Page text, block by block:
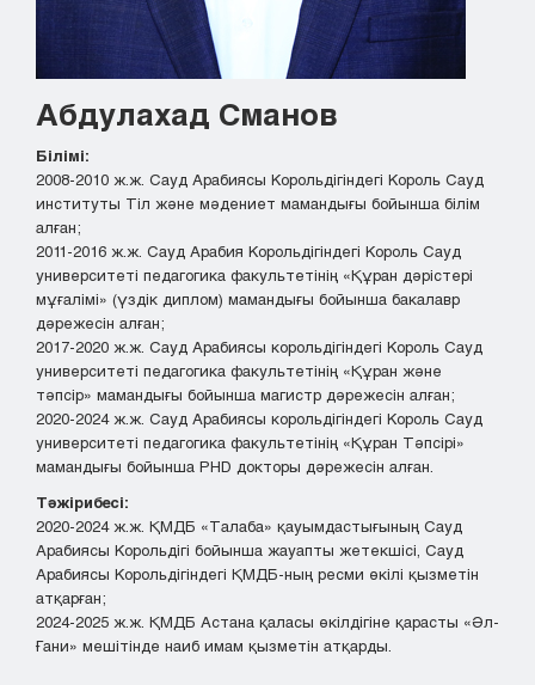
Абдулахад Сманов
Білімі:
2008-2010 ж.ж. Сауд Арабиясы Корольдігіндегі Король Сауд
институты Тіл және мәдениет мамандығы бойынша білім
алған;
2011-2016 ж.ж. Сауд Арабия Корольдігіндегі Король Сауд
университеті педагогика факультетінің «Құран дәрістері
мұғалімі» (үздік диплом) мамандығы бойынша бакалавр
дәрежесін алған;
2017-2020 ж.ж. Сауд Арабиясы корольдігіндегі Король Сауд
университеті педагогика факультетінің «Құран және
тәпсір» мамандығы бойынша магистр дәрежесін алған;
2020-2024 ж.ж. Сауд Арабиясы корольдігіндегі Король Сауд
университеті педагогика факультетінің «Құран Тәпсірі»
мамандығы бойынша PHD докторы дәрежесін алған.
Тәжірибесі:
2020-2024 ж.ж. ҚМДБ «Талаба» қауымдастығының Сауд
Арабиясы Корольдігі бойынша жауапты жетекшісі, Сауд
Арабиясы Корольдігіндегі ҚМДБ-ның ресми өкілі қызметін
атқарған;
2024-2025 ж.ж. ҚМДБ Астана қаласы өкілдігіне қарасты «Әл-
Ғани» мешітінде наиб имам қызметін атқарды.